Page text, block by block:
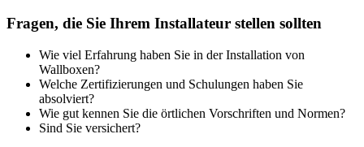
Fragen, die Sie Ihrem Installateur stellen sollten
Wie viel Erfahrung haben Sie in der Installation von
Wallboxen?
Welche Zertifizierungen und Schulungen haben Sie
absolviert?
Wie gut kennen Sie die örtlichen Vorschriften und Normen?
Sind Sie versichert?